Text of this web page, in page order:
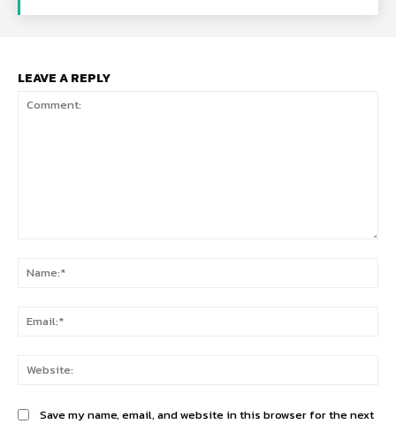
LEAVE A REPLY
Save my name, email, and website in this browser for the next